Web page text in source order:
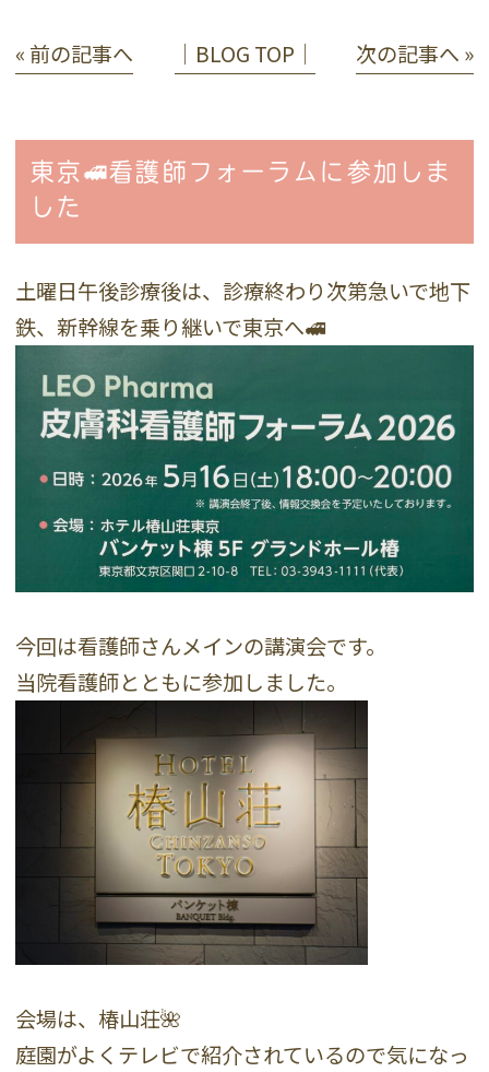
« 前の記事へ │BLOG TOP│ 次の記事へ »
東京🚅看護師フォーラムに参加しま
した
土曜日午後診療後は、診療終わり次第急いで地下
鉄、新幹線を乗り継いで東京へ🚅
今回は看護師さんメインの講演会です。
当院看護師とともに参加しました。
会場は、椿山荘🌺
庭園がよくテレビで紹介されているので気になっ